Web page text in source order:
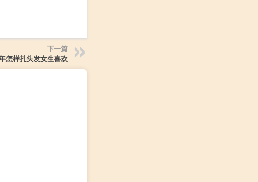
下一篇
怎样扎头发女生喜欢